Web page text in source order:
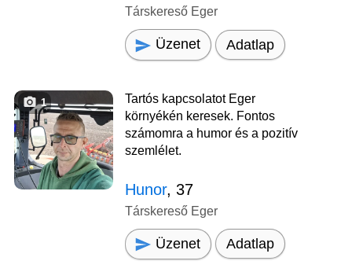
Társkereső Eger
Üzenet Adatlap
1
Tartós kapcsolatot Eger
környékén keresek. Fontos
számomra a humor és a pozitív
szemlélet.
Hunor, 37
Társkereső Eger
Üzenet Adatlap